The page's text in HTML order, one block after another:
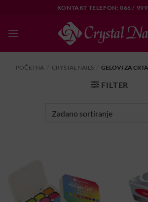
content
KONTAKT TELEFON: 066 /
POČETNA CRYSTAL NAILS GELOVI ZA
FILTER